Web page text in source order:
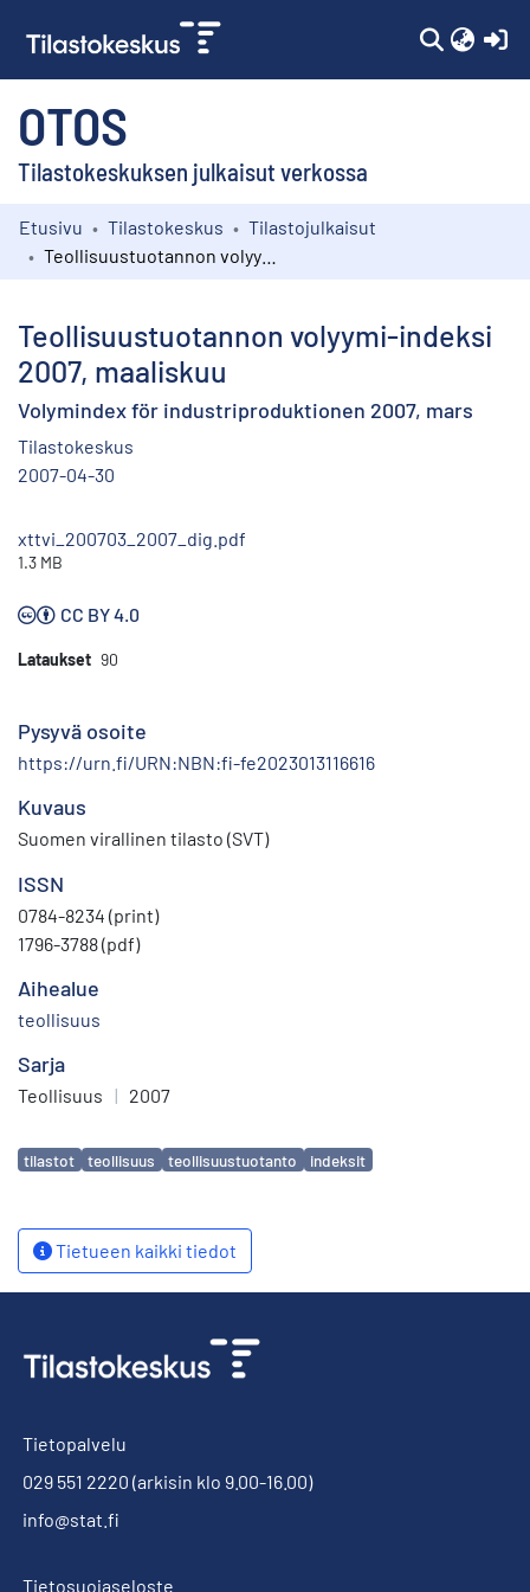
OTOS
Tilastokeskuksen julkaisut verkossa
Kokoelmat
Etusivu Tilastokeskus
Tilastojulkaisut
Teollisuustuotannon volyymi-indeksi
2007, maaliskuu
Volymindex för industriproduktionen 2007, mars
Tilastokeskus
2007-04-30
xttvi_200703_2007_dig.pdf
1.3 MB
CC BY 4.0
Lataukset 90
Pysyvä osoite
https://urn.fi/URN:NBN:fi-fe2023013116616
Kuvaus
Suomen virallinen tilasto (SVT)
ISSN
0784-8234 (print)
1796-3788 (pdf)
Aihealue
teollisuus
Sarja
Teollisuus | 2007
Avainsanat
tilastot teollisuus teollisuustuotanto indeksit
Tietueen kaikki tiedot
Tietopalvelu
029 551 2220 (arkisin klo 9.00-16.00)
info@stat.fi
Tietosuojaseloste